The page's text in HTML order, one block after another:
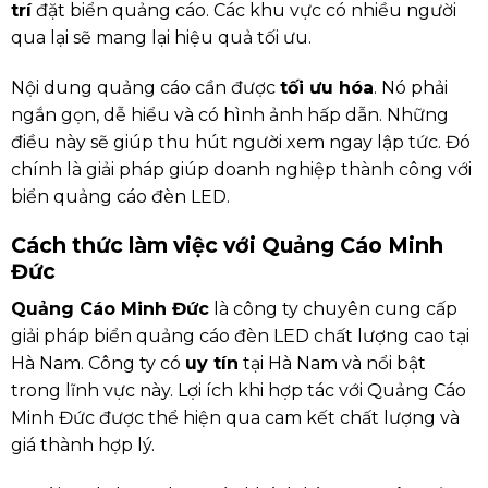
tríđặt biển quảng cáo. Các khu vực có nhiều người
qua lại sẽ mang lại hiệu quả tối ưu.
Nội dung quảng cáo cần được tối ưu hóa. Nó phải
ngắn gọn, dễ hiểu và có hình ảnh hấp dẫn. Những
điều này sẽ giúp thu hút người xem ngay lập tức. Đó
chính là giải pháp giúp doanh nghiệp thành công với
biển quảng cáo đèn LED.
Cách thức làm việc với Quảng Cáo Minh
Đức
Quảng Cáo Minh Đứclà công ty chuyên cung cấp
giải pháp biển quảng cáo đèn LED chất lượng cao tại
Hà Nam. Công ty có uy tín tại Hà Nam và nổi bật
trong lĩnh vực này. Lợi ích khi hợp tác với Quảng Cáo
Minh Đức được thể hiện qua cam kết chất lượng và
giá thành hợp lý.